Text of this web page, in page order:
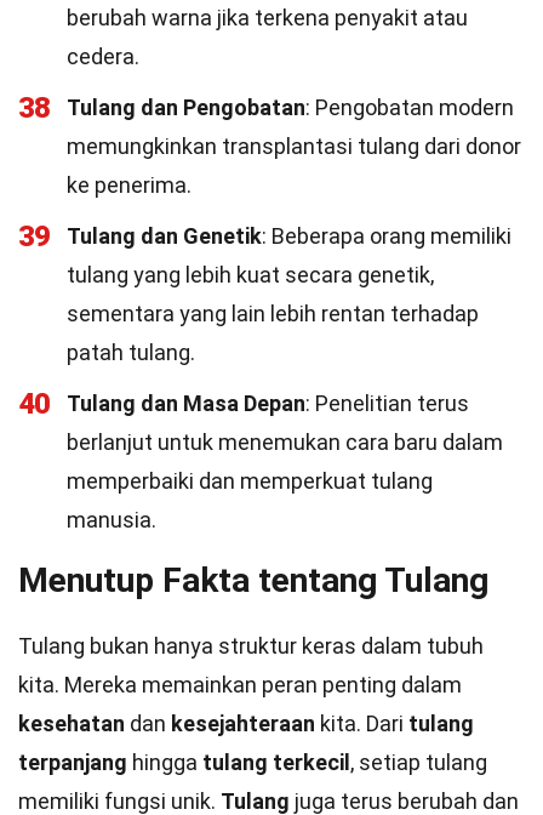
berubah warna jika terkena penyakit atau
cedera.
38 Tulang dan Pengobatan: Pengobatan modern
memungkinkan transplantasi tulang dari donor
ke penerima.
39 Tulang dan Genetik: Beberapa orang memiliki
tulang yang lebih kuat secara genetik,
sementara yang lain lebih rentan terhadap
patah tulang.
40 Tulang dan Masa Depan: Penelitian terus
berlanjut untuk menemukan cara baru dalam
memperbaiki dan memperkuat tulang
manusia.
Menutup Fakta tentang Tulang
Tulang bukan hanya struktur keras dalam tubuh
kita. Mereka memainkan peran penting dalam
kesehatan dan kesejahteraan kita. Dari tulang
terpanjang hingga tulang terkecil , setiap tulang
memiliki fungsi unik. Tulang juga terus berubah dan